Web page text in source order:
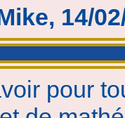
14/
pour